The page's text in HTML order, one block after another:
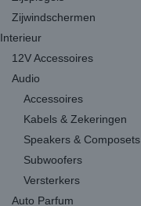
Zijwindschermen
Interieur
12V Accessoires
Audio
Accessoires
Kabels & Zekeringen
Speakers & Composets
Subwoofers
Versterkers
Auto Parfum